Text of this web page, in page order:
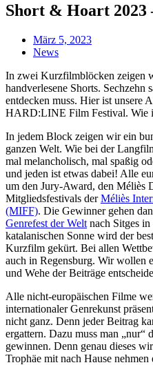
Short & Hoart 2023
März 5, 2023
News
In zwei Kurzfilmblöcken zeigen
handverlesene Shorts. Sechzehn
entdecken muss. Hier ist unsere
HARD:LINE Film Festival. Wie
In jedem Block zeigen wir ein
ganzen Welt. Wie bei der
mal melancholisch, mal spaßig
und jeden ist etwas dabei! Alle
um den Jury-Award, den Méliès
Mitgliedsfestivals derMéliès
(MIFF). Die Gewinner gehen
Genrefest der Welt nach Sitges
katalanischen Sonne wird der
Kurzfilm gekürt. Bei allen
auch in Regensburg. Wir wollen
und Wehe der Beiträge
Alle nicht-europäischen Filme
internationaler Genrekunst
nicht ganz. Denn jeder Beitrag
ergattern. Dazu muss man „nur“
gewinnen. Denn genau dieses
Trophäe mit nach Hause nehmen